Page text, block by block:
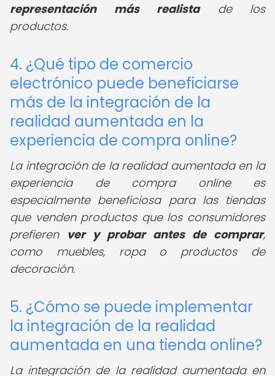
representación más realistade los
productos.
4. ¿Qué tipo de comercio
electrónico puede beneficiarse
más de la integración de la
realidad aumentada en la
experiencia de compra online?
La integración de la realidad aumentada en la
experiencia de compra online es
especialmente beneficiosa para las tiendas
que venden productos que los consumidores
prefieren ver y probar antes de comprar,
como muebles, ropa o productos de
decoración.
5. ¿Cómo se puede implementar
la integración de la realidad
aumentada en una tienda online?
La integración de la realidad aumentada en